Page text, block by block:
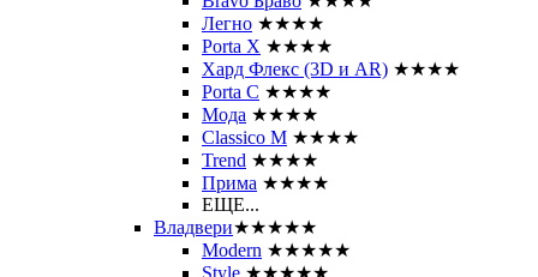
Легно ★★★★
Porta X ★★★★
Хард Флекс (3D и AR) ★★★★
Porta C ★★★★
Мода ★★★★
Classico M ★★★★
Trend ★★★★
Прима ★★★★
ЕЩЕ...
Владвери★★★★★
Modern ★★★★★
Style ★★★★★